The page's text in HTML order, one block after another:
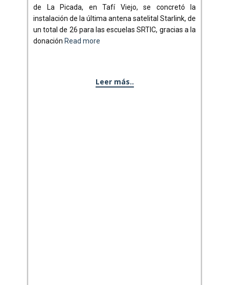
de La Picada, en Tafí Viejo, se concretó la
instalación de la última antena satelital Starlink, de
un total de 26 para las escuelas SRTIC, gracias a la
donación Read more
Leer más..